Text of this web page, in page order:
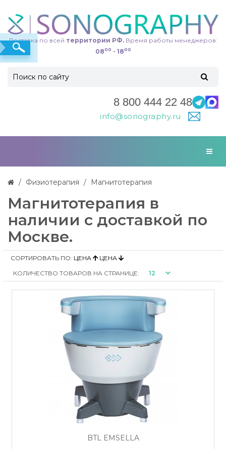
Доставка по всей территории РФ. Время работы менеджеров:
0800 - 1800
8 800 444 22 48
info@sonography.ru
Физиотерапия Магнитотерапия
Магнитотерапия в
наличии с доставкой по
Москве.
СОРТИРОВАТЬ ПО: ЦЕНА
ЦЕНА
КОЛИЧЕСТВО ТОВАРОВ НА СТРАНИЦЕ:
BTL EMSELLA